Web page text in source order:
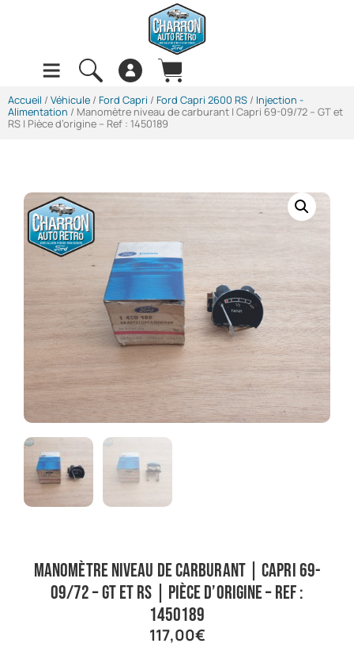
Accueil / Véhicule / Ford Capri / Ford Capri 2600 RS / Injection -
Alimentation / Manomètre niveau de carburant | Capri 69-09/72 – GT et
RS | Pièce d’origine – Ref : 1450189
Manomètre niveau de carburant | Capri 69-
09/72 – GT et RS | Pièce d’origine – Ref :
1450189
117,00€